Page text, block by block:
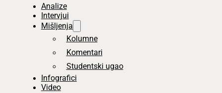
Analize
Intervjui
Mišljenja
Kolumne
Komentari
Studentski ugao
Infografici
Video